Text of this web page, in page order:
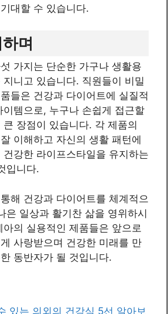
대할 수 있습니다.
며
가지는 단순한 가구나 생활용
니고 있습니다. 직원들이 비밀
들은 건강과 다이어트에 실질적
이템으로, 누구나 손쉽게 접근할
장점이 있습니다. 각 제품의
이해하고 자신의 생활 패턴에
강한 라이프스타일을 유지하는
입니다.
해 건강과 다이어트를 체계적으
은 일상과 활기찬 삶을 영위하시
아의 실용적인 제품들은 앞으로
사랑받으며 건강한 미래를 만
동반자가 될 것입니다.
있는 의외의 건강식 5선 알아보